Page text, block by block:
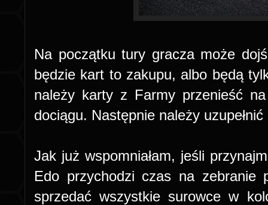
Na początku tury gracza może
będzie kart to zakupu, albo będą
należy karty z Farmy przenieść
dociągu. Następnie należy
Jak już wspomniałam, jeśli
Edo przychodzi czas na zebranie
sprzedać wszystkie surowce w